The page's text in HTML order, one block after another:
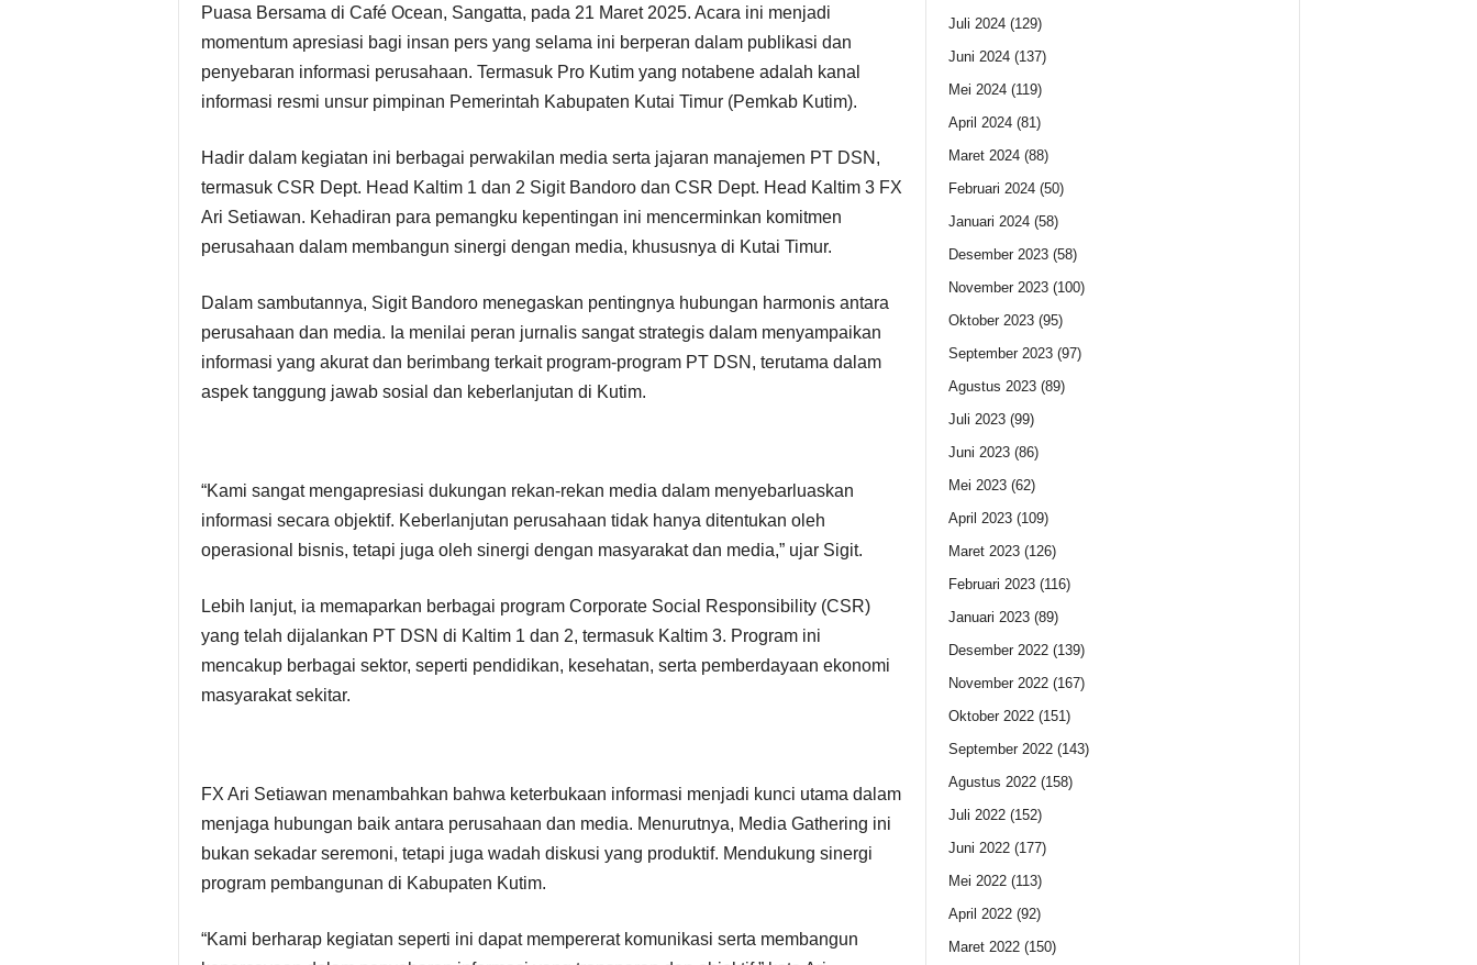
P
i
p
a
n
r
e
a
i
a
t
D
Puasa Bersama di Café Ocean, Sangatta, pada 21 Maret 2025. Acara ini menjadi
momentum apresiasi bagi insan pers yang selama ini berperan dalam publikasi dan
penyebaran informasi perusahaan. Termasuk Pro Kutim yang notabene adalah kanal
informasi resmi unsur pimpinan Pemerintah Kabupaten Kutai Timur (Pemkab Kutim).
Hadir dalam kegiatan ini berbagai perwakilan media serta jajaran manajemen PT DSN,
termasuk CSR Dept. Head Kaltim 1 dan 2 Sigit Bandoro dan CSR Dept. Head Kaltim 3 FX
Ari Setiawan. Kehadiran para pemangku kepentingan ini mencerminkan komitmen
perusahaan dalam membangun sinergi dengan media, khususnya di Kutai Timur.
Dalam sambutannya, Sigit Bandoro menegaskan pentingnya hubungan harmonis antara
perusahaan dan media. Ia menilai peran jurnalis sangat strategis dalam menyampaikan
informasi yang akurat dan berimbang terkait program-program PT DSN, terutama dalam
aspek tanggung jawab sosial dan keberlanjutan di Kutim.
“Kami sangat mengapresiasi dukungan rekan-rekan media dalam menyebarluaskan
informasi secara objektif. Keberlanjutan perusahaan tidak hanya ditentukan oleh
operasional bisnis, tetapi juga oleh sinergi dengan masyarakat dan media,” ujar Sigit.
Lebih lanjut, ia memaparkan berbagai program Corporate Social Responsibility (CSR)
yang telah dijalankan PT DSN di Kaltim 1 dan 2, termasuk Kaltim 3. Program ini
mencakup berbagai sektor, seperti pendidikan, kesehatan, serta pemberdayaan ekonomi
masyarakat sekitar.
FX Ari Setiawan menambahkan bahwa keterbukaan informasi menjadi kunci utama dalam
menjaga hubungan baik antara perusahaan dan media. Menurutnya, Media Gathering ini
bukan sekadar seremoni, tetapi juga wadah diskusi yang produktif. Mendukung sinergi
program pembangunan di Kabupaten Kutim.
“Kami berharap kegiatan seperti ini dapat mempererat komunikasi serta membangun
Juli 2024(129)
Juni 2024(137)
Mei 2024(119)
April 2024(81)
Maret 2024(88)
Februari 2024(50)
Januari 2024(58)
Desember 2023(58)
November 2023(100)
Oktober 2023(95)
September 2023(97)
Agustus 2023(89)
Juli 2023(99)
Juni 2023(86)
Mei 2023(62)
April 2023(109)
Maret 2023(126)
Februari 2023(116)
Januari 2023(89)
Desember 2022(139)
November 2022(167)
Oktober 2022(151)
September 2022(143)
Agustus 2022(158)
Juli 2022(152)
Juni 2022(177)
Mei 2022(113)
April 2022(92)
Maret 2022(150)